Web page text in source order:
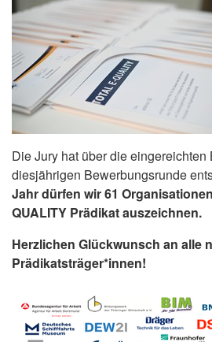
Die Jury hat über die
diesjährigen Bewerbungsrunde
Jahr dürfen wir 61
QUALITY Prädikat auszeichnen.
Herzlichen Glückwunsch an alle
Prädikatsträger*innen!